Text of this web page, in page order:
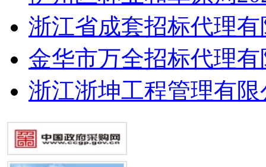
浙江省成套招标代理
金华市万全招标代理
浙江浙坤工程管理有